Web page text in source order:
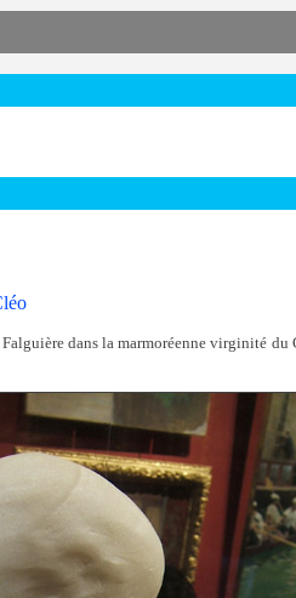
dans la marmoréenne virginité du